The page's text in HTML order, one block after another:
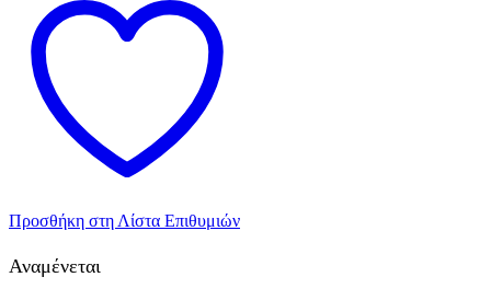
Προσθήκη στη Λίστα Επιθυμιών
Αναμένεται